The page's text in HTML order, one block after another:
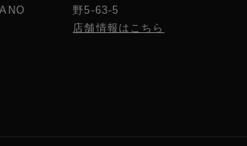
野5-63-5
店舗情報はこちら